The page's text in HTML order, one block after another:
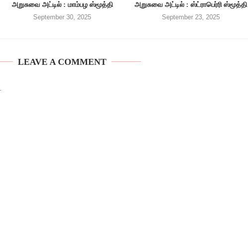
அறுசுவை அட்டில் : மாம்பழ ஸ்மூத்தி
September 30, 2025
அறுசுவை அட்டில் : ஸ்ட்ராபெர்ரி ஸ்மூத்தி
September 23, 2025
LEAVE A COMMENT